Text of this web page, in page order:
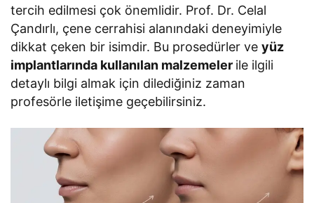
tercih edilmesi çok önemlidir. Prof. Dr. Celal
Çandırlı, çene cerrahisi alanındaki deneyimiyle
dikkat çeken bir isimdir. Bu prosedürler veyüz
implantlarında kullanılan malzemeler ile ilgili
detaylı bilgi almak için dilediğiniz zaman
profesörle iletişime geçebilirsiniz.